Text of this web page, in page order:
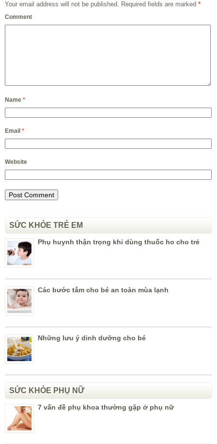
Your email address will not be published. Required fields are marked *
Comment
Name *
Email *
Website
SỨC KHỎE TRẺ EM
Phụ huynh thận trọng khi dùng thuốc ho cho trẻ
Các bước tắm cho bé an toàn mùa lạnh
Những lưu ý dinh dưỡng cho bé
SỨC KHỎE PHỤ NỮ
7 vấn đề phụ khoa thường gặp ở phụ nữ